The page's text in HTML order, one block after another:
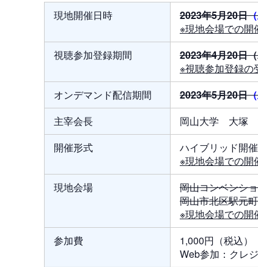
現地開催日時 2023年5月20日
※現地会場での開
視聴参加登録期間
2023年4月20日
※視聴参加登録の
オンデマンド配信期間
2023年5月20日
主宰会長
岡山大学 大塚
開催形式
ハイブリッド開
※現地会場での開
現地会場
岡山コンベンシ
岡山市北区駅元
※現地会場での開
参加費
1,000円（税込）
Web参加：クレ